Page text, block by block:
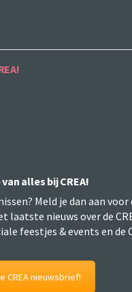
alles bij CREA!
Meld je dan aan voor
laatste nieuws over de
feestjes & events en de
CREA nieuwsbrief!